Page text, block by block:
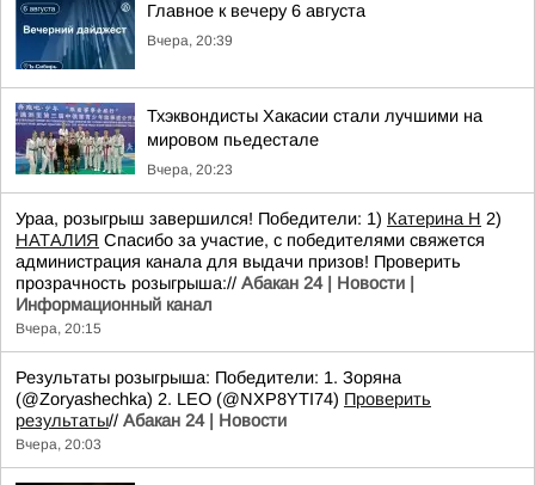
Главное к вечеру 6 августа
Вчера, 20:39
Тхэквондисты Хакасии стали лучшими на
мировом пьедестале
Вчера, 20:23
Ураа, розыгрыш завершился! Победители: 1) Катерина Н 2)
НАТАЛИЯ Спасибо за участие, с победителями свяжется
администрация канала для выдачи призов! Проверить
прозрачность розыгрыша:// Абакан 24 | Новости |
Информационный канал
Вчера, 20:15
Результаты розыгрыша: Победители: 1. Зоряна
(@Zoryashechka) 2. LEO (@NXP8YTI74) Проверить
результаты// Абакан 24 | Новости
Вчера, 20:03